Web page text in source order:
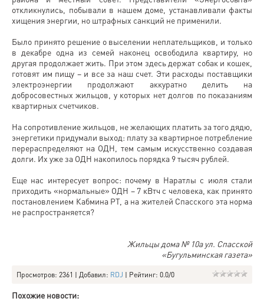
откликнулись, побывали в нашем доме, устанавливали факты
хищения энергии, но штрафных санкций не применили.
Было принято решение о выселении неплательщиков, и только
в декабре одна из семей наконец освободила квартиру, но
другая продолжает жить. При этом здесь держат собак и кошек,
готовят им пищу – и все за наш счет. Эти расходы поставщики
электроэнергии продолжают аккуратно делить на
добросовестных жильцов, у которых нет долгов по показаниям
квартирных счетчиков.
На сопротивление жильцов, не желающих платить за того дядю,
энергетики придумали выход: плату за квартирное потребление
перераспределяют на ОДН, тем самым искусственно создавая
долги. Их уже за ОДН накопилось порядка 9 тысяч рублей.
Еще нас интересует вопрос: почему в Наратлы с июля стали
приходить «нормальные» ОДН – 7 кВтч с человека, как принято
постановлением Кабмина РТ, а на жителей Спасского эта норма
не распространяется?
Жильцы дома № 10а ул. Спасской
«Бугульминская газета»
Просмотров: 2361 | Добавил: RDJ | Рейтинг: 0.0/0
Похожие новости: